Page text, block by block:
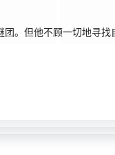
但他不顾一切地寻找